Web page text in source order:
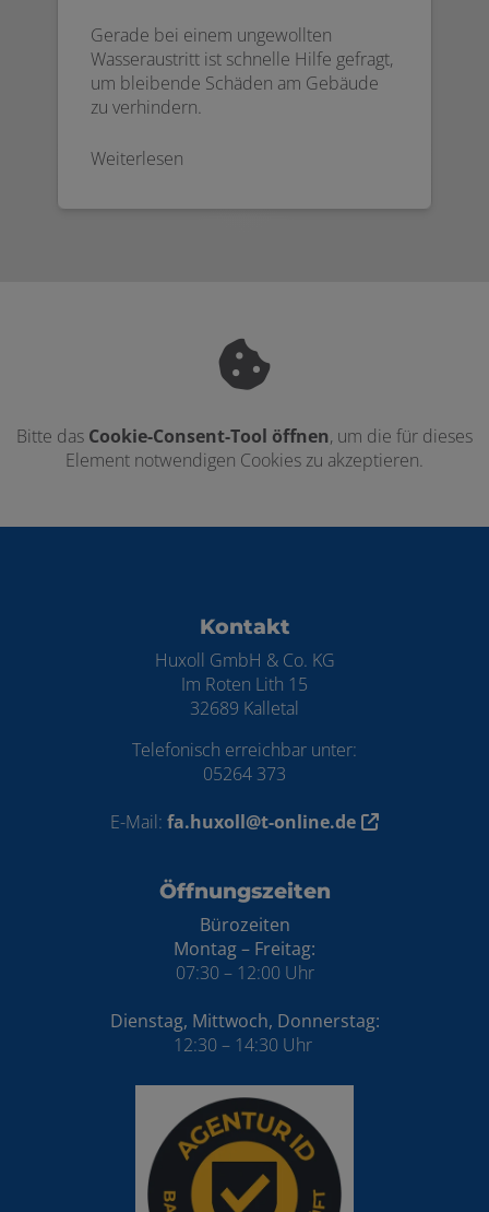
Gerade bei einem ungewollten
Wasseraustritt ist schnelle Hilfe gefragt,
um bleibende Schäden am Gebäude
zu verhindern.
Weiterlesen
Bitte das Cookie-Consent-Tool öffnen, um die für dieses
Element notwendigen Cookies zu akzeptieren.
Kontakt
Huxoll GmbH & Co. KG
Im Roten Lith 15
32689 Kalletal
Telefonisch erreichbar unter:
05264 373
E-Mail: fa.huxoll@t-online.de
Öffnungszeiten
Bürozeiten
Montag – Freitag:
07:30 – 12:00 Uhr
Dienstag, Mittwoch, Donnerstag:
12:30 – 14:30 Uhr